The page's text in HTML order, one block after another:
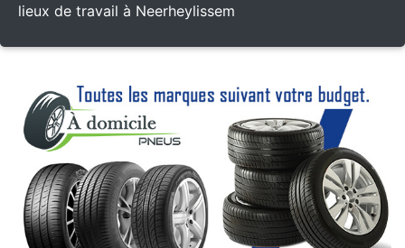
lieux de travail à Neerheylissem